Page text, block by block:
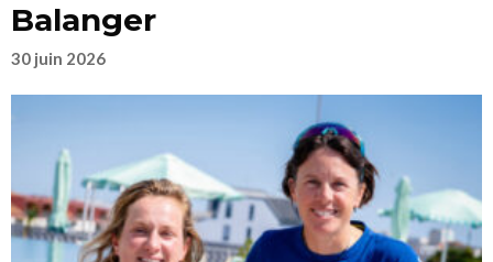
Balanger
30 juin 2026